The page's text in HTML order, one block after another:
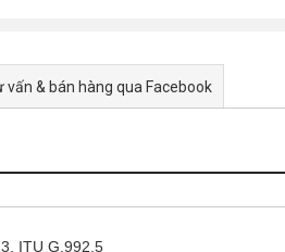
vấn & bán hàng qua Facebook
ITU G.992.5